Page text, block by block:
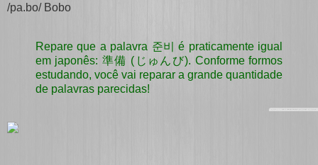
/pa.bo/ Bobo
Repare que a palavra 준비 é praticamente igual
em japonês: 準備 (じゅんび). Conforme formos
estudando, você vai reparar a grande quantidade
de palavras parecidas!